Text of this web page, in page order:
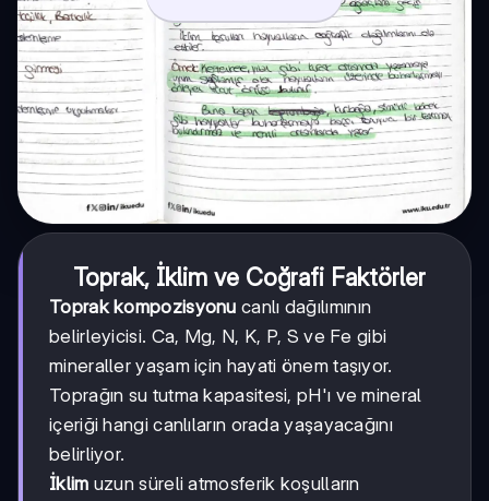
Toprak, İklim ve Coğrafi Faktörler
Toprak kompozisyonu canlı dağılımının
belirleyicisi. Ca, Mg, N, K, P, S ve Fe gibi
mineraller yaşam için hayati önem taşıyor.
Toprağın su tutma kapasitesi, pH'ı ve mineral
içeriği hangi canlıların orada yaşayacağını
belirliyor.
İklim uzun süreli atmosferik koşulların